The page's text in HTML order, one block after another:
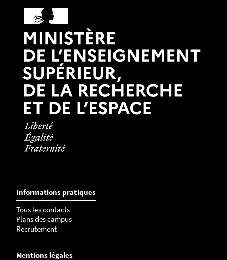
Informations pratiques
Tous les contacts
Plans des campus
Recrutement
Mentions légales